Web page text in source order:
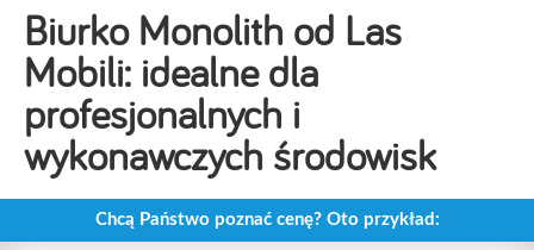
Biurko Monolith od Las
Mobili: idealne dla
profesjonalnych i
wykonawczych środowisk
Chcą Państwo poznać cenę? Oto przykład: